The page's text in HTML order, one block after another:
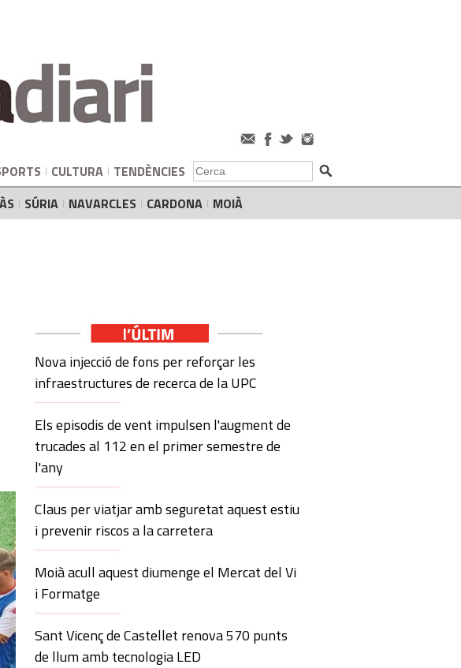
CULTURA TENDÈNCIES
SÚRIA NAVARCLES CARDONA MOIÀ
Nova injecció de fons per reforçar les
infraestructures de recerca de la UPC
Els episodis de vent impulsen l'augment de
trucades al 112 en el primer semestre de
l'any
Claus per viatjar amb seguretat aquest estiu
i prevenir riscos a la carretera
Moià acull aquest diumenge el Mercat del Vi
i Formatge
Sant Vicenç de Castellet renova 570 punts
de llum amb tecnologia LED